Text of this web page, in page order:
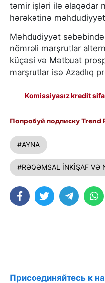
təmir işləri ilə əlaqədar
hərəkətinə
Məhdudiyyət
nömrəli marşrutlar
küçəsi və Mətbuat
marşrutlar isə Azadlıq
Komissiyasız kredit
Попробуй подписку Trend
#AYNA
#RƏQƏMSAL İNKİŞAF VƏ
Присоединяйтесь к